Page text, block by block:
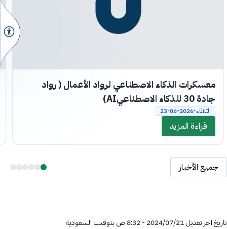
معسكرات الذكاء الاصطناعي لرواد الأعمال ( رواد
جادة 30 للذكاء الاصطناعيAI)
الثلاثاء-2026-06-23
قراءة المزيد
جميع الأخبار
تاريخ اخر تعديل 21‏/07‏/2024 - 8:32 ص بتوقيت السعودية